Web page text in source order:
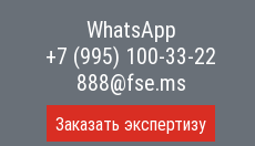
WhatsApp
+7 (995) 100-33-22
888@fse.ms
Заказать экспертизу